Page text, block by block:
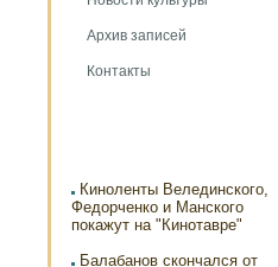
Архив записей
Контакты
Киноленты Велединского,
Федорченко и Манского
покажут на "Кинотавре"
Балабанов скончался от